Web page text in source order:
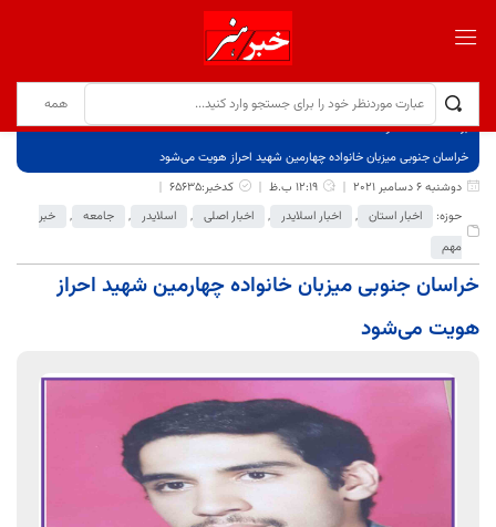
برگ نخست
نوشته‌ها
خراسان جنوبی میزبان خانواده چهارمین شهید احراز هویت می‌شود
دوشنبه 6 دسامبر 2021
12:19 ب.ظ
کدخبر:65635
حوزه:
اخبار استان , اخبار اسلایدر , اخبار اصلی , اسلایدر , جامعه ,
خبر
مهم
خراسان جنوبی میزبان خانواده چهارمین شهید احراز
هویت می‌شود